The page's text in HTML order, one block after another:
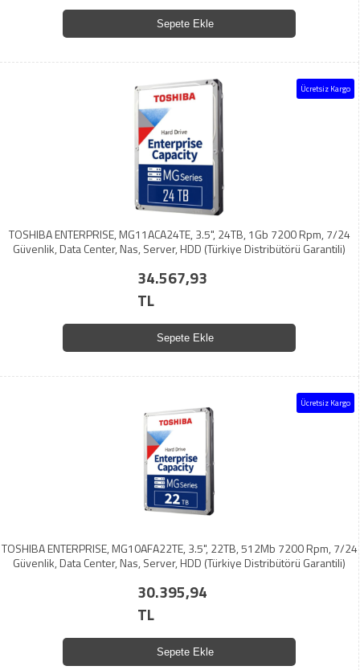
Sepete Ekle
Ücretsiz Kargo
TOSHIBA ENTERPRISE, MG11ACA24TE, 3.5", 24TB, 1Gb 7200 Rpm, 7/24
Güvenlik, Data Center, Nas, Server, HDD (Türkiye Distribütörü Garantili)
34.567,93
TL
Sepete Ekle
Ücretsiz Kargo
TOSHIBA ENTERPRISE, MG10AFA22TE, 3.5", 22TB, 512Mb 7200 Rpm, 7/24
Güvenlik, Data Center, Nas, Server, HDD (Türkiye Distribütörü Garantili)
30.395,94
TL
Sepete Ekle